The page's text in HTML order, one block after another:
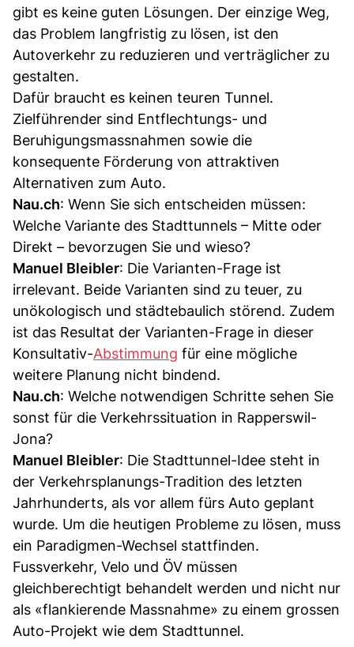
gibt es keine guten Lösungen. Der einzige Weg,
das Problem langfristig zu lösen, ist den
Autoverkehr zu reduzieren und verträglicher zu
gestalten.
Dafür braucht es keinen teuren Tunnel.
Zielführender sind Entflechtungs- und
Beruhigungsmassnahmen sowie die
konsequente Förderung von attraktiven
Alternativen zum Auto.
Nau.ch: Wenn Sie sich entscheiden müssen:
Welche Variante des Stadttunnels – Mitte oder
Direkt – bevorzugen Sie und wieso?
Manuel Bleibler: Die Varianten-Frage ist
irrelevant. Beide Varianten sind zu teuer, zu
unökologisch und städtebaulich störend. Zudem
ist das Resultat der Varianten-Frage in dieser
Konsultativ-Abstimmung für eine mögliche
weitere Planung nicht bindend.
Nau.ch: Welche notwendigen Schritte sehen Sie
sonst für die Verkehrssituation in Rapperswil-
Jona?
Manuel Bleibler: Die Stadttunnel-Idee steht in
der Verkehrsplanungs-Tradition des letzten
Jahrhunderts, als vor allem fürs Auto geplant
wurde. Um die heutigen Probleme zu lösen, muss
ein Paradigmen-Wechsel stattfinden.
Fussverkehr, Velo und ÖV müssen
gleichberechtigt behandelt werden und nicht nur
als «flankierende Massnahme» zu einem grossen
Auto-Projekt wie dem Stadttunnel.